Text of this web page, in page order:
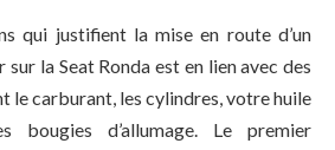
qui justifient la mise en route d’un
la Seat Ronda est en lien avec des
le carburant, les cylindres, votre huile
bougies d’allumage. Le premier